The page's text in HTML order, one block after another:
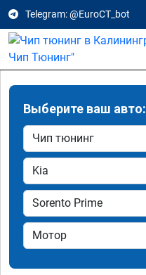
Telegram: @EuroCT_bot
Выберите ваш авто: